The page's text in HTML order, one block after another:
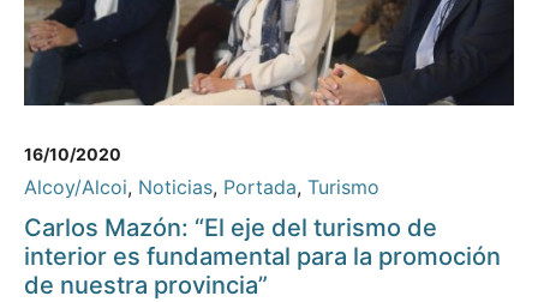
16/10/2020
Alcoy/Alcoi, Noticias, Portada, Turismo
Carlos Mazón: “El eje del turismo de
interior es fundamental para la promoción
de nuestra provincia”